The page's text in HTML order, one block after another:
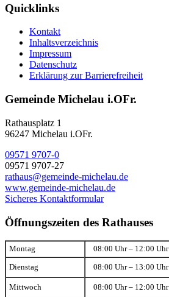
Quicklinks
Kontakt
Inhaltsverzeichnis
Impressum
Datenschutz
Erklärung zur Barrierefreiheit
Gemeinde Michelau i.OFr.
Rathausplatz 1
96247 Michelau i.OFr.
09571 9707-0
09571 9707-27
rathaus@gemeinde-michelau.de
www.gemeinde-michelau.de
Sicheres Kontaktformular
Öffnungszeiten des Rathauses
Montag 08:00 Uhr – 12:00 Uhr
Dienstag 08:00 Uhr – 13:00 Uhr
Mittwoch 08:00 Uhr – 12:00 Uhr